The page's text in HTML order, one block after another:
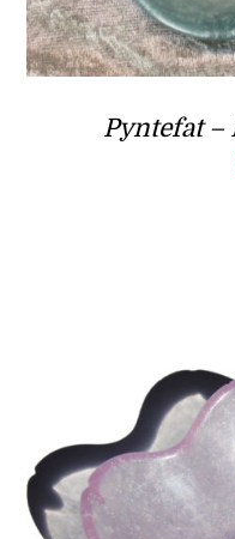
Pyntefat –